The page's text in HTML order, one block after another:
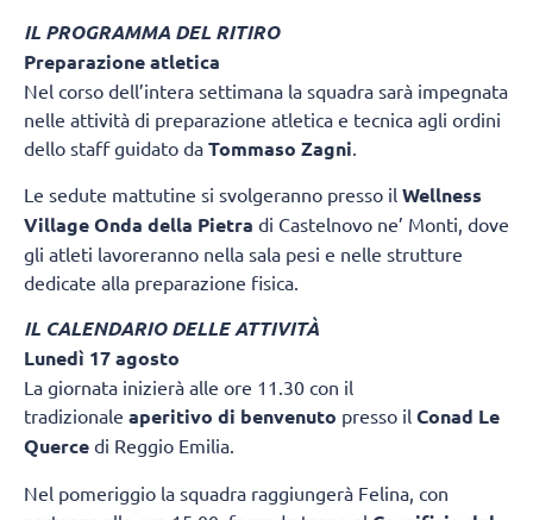
IL PROGRAMMA DEL RITIRO
Preparazione atletica
Nel corso dell’intera settimana la squadra sarà impegnata
nelle attività di preparazione atletica e tecnica agli ordini
dello staff guidato da Tommaso Zagni
Le sedute mattutine si svolgeranno presso il Wellness
Village Onda della Pietra di Castelnovo ne’ Monti, dove
gli atleti lavoreranno nella sala pesi e nelle strutture
dedicate alla preparazione fisica.
IL CALENDARIO DELLE ATTIVITÀ
Lunedì 17 agosto
La giornata inizierà alle ore 11.30 con il
tradizionale aperitivo di benvenuto presso il Conad Le
Querce di Reggio Emilia.
Nel pomeriggio la squadra raggiungerà Felina, con